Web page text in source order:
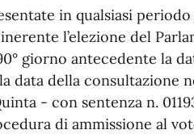
in qualsiasi periodo
l’elezione del
giorno antecedente la
data della consultazione
- con sentenza n.
di ammissione al